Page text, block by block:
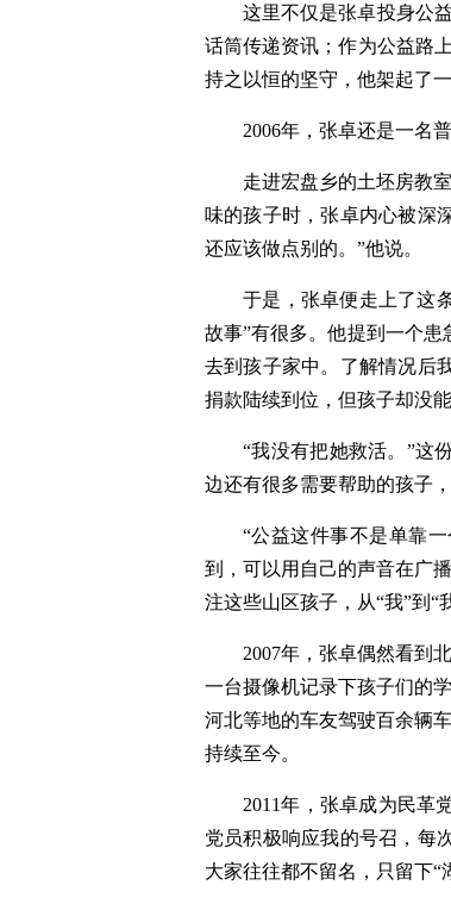
这里不仅是张卓投身公
话筒传递资讯；作为公益路
持之以恒的坚守，他架起了
2006年，张卓还是一名
走进宏盘乡的土坯房教
味的孩子时，张卓内心被深
还应该做点别的。”他说。
于是，张卓便走上了这
故事”有很多。他提到一个
去到孩子家中。了解情况后
捐款陆续到位，但孩子却没
“我没有把她救活。”这
边还有很多需要帮助的孩子
“公益这件事不是单靠
到，可以用自己的声音在广
注这些山区孩子，从“我”到“
2007年，张卓偶然看到
一台摄像机记录下孩子们的
河北等地的车友驾驶百余辆
持续至今。
2011年，张卓成为民革
党员积极响应我的号召，每
大家往往都不留名，只留下“